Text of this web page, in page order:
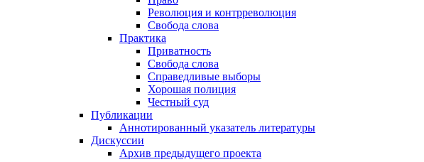
Революция и контрреволюция
Свобода слова
Практика
Приватность
Свобода слова
Справедливые выборы
Хорошая полиция
Честный суд
Публикации
Аннотированный указатель литературы
Дискуссии
Архив предыдущего проекта